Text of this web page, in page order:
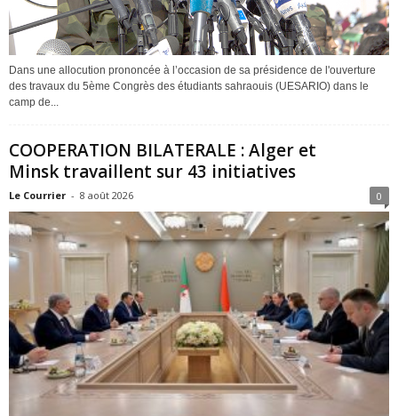
Dans une allocution prononcée à l’occasion de sa présidence de l'ouverture
des travaux du 5ème Congrès des étudiants sahraouis (UESARIO) dans le
camp de...
COOPERATION BILATERALE : Alger et
Minsk travaillent sur 43 initiatives
Le Courrier - 8 août 2026 0